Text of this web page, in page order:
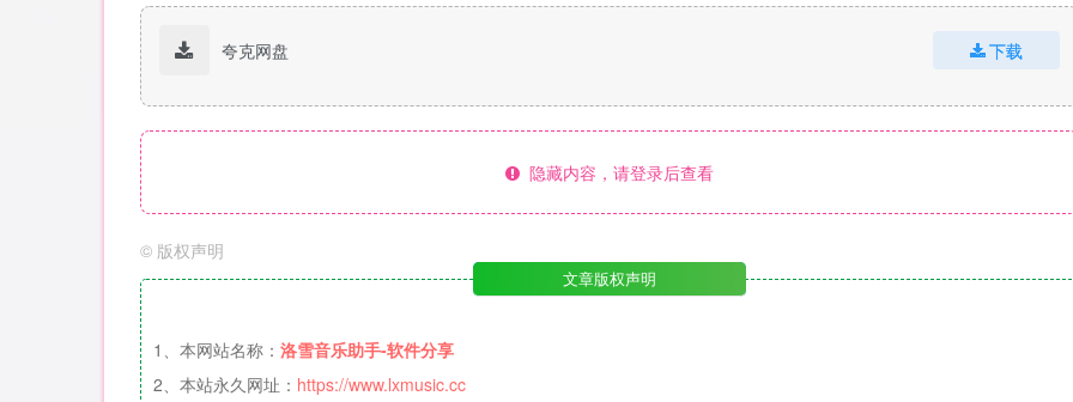
夸克网盘 下载
隐藏内容，请登录后查看
© 版权声明
文章版权声明
1、本网站名称： 洛雪音乐助手-软件分享
2、本站永久网址： https://www.lxmusic.cc